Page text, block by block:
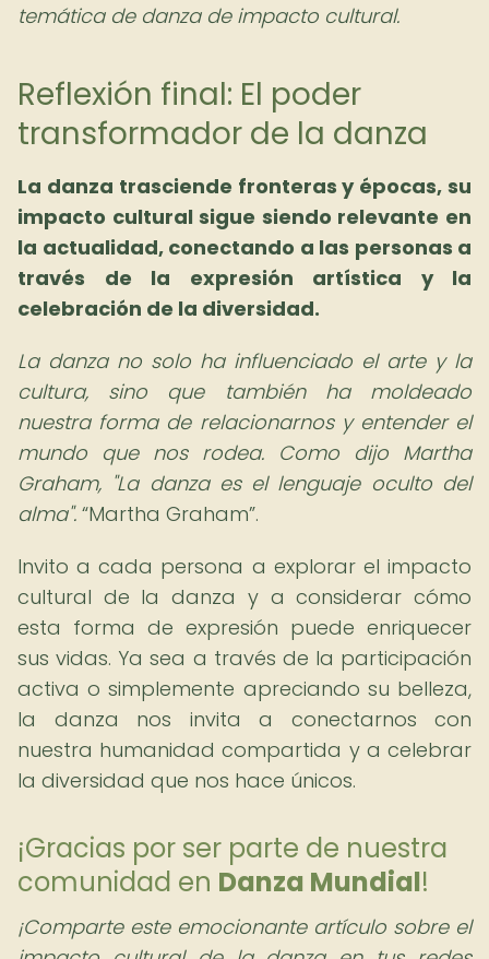
temática de danza de impacto cultural.
Reflexión final: El poder
transformador de la danza
La danza trasciende fronteras y épocas, su
impacto cultural sigue siendo relevante en
la actualidad, conectando a las personas a
través de la expresión artística y la
celebración de la diversidad.
La danza no solo ha influenciado el arte y la
cultura, sino que también ha moldeado
nuestra forma de relacionarnos y entender el
mundo que nos rodea. Como dijo Martha
Graham, "La danza es el lenguaje oculto del
alma". Martha Graham .
Invito a cada persona a explorar el impacto
cultural de la danza y a considerar cómo
esta forma de expresión puede enriquecer
sus vidas. Ya sea a través de la participación
activa o simplemente apreciando su belleza,
la danza nos invita a conectarnos con
nuestra humanidad compartida y a celebrar
la diversidad que nos hace únicos.
¡Gracias por ser parte de nuestra
comunidad en Danza Mundial!
¡Comparte este emocionante artículo sobre el